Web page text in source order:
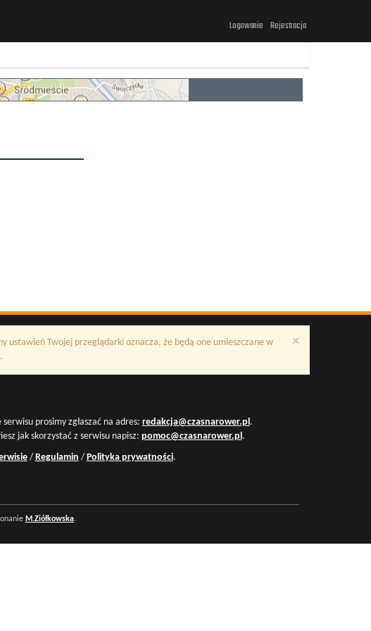
Logowanie Rejestracja
×
ustawień Twojej przeglądarki oznacza, że będą one umieszczane w
.
prosimy zgłaszać na adres: redakcja@czasnarower.pl.
jak skorzystać z serwisu napisz: pomoc@czasnarower.pl.
/ Regulamin / Polityka prywatności.
M.Ziółkowska.